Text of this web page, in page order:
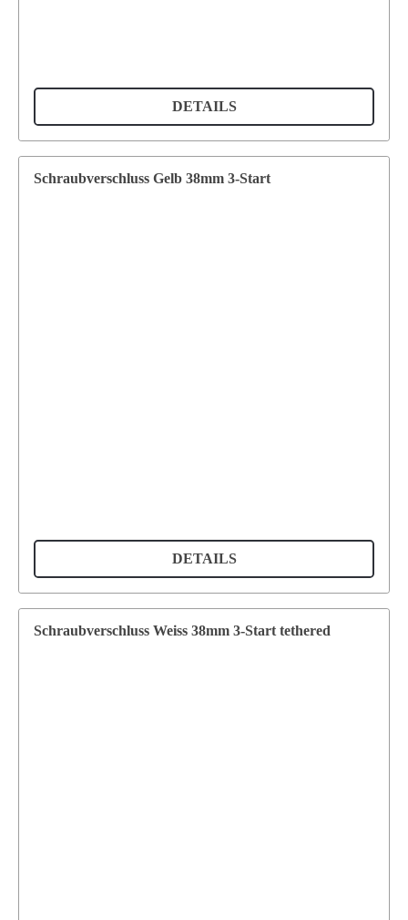
DETAILS
Schraubverschluss Gelb 38mm 3-Start
DETAILS
Schraubverschluss Weiss 38mm 3-Start tethered